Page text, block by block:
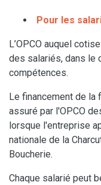
Pour les
L’OPCO auquel
des salariés, dans le
compétences.
Le financement de la
assuré par l'OPCO
lorsque l'entreprise
nationale de la
Boucherie.
Chaque salarié peut